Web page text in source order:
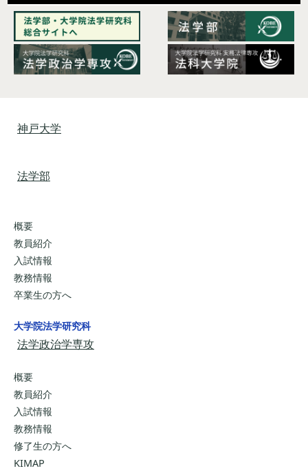
神戸大学
法学部
概要
教員紹介
入試情報
教務情報
卒業生の方へ
大学院法学研究科
法学政治学専攻
概要
教員紹介
入試情報
教務情報
修了生の方へ
KIMAP